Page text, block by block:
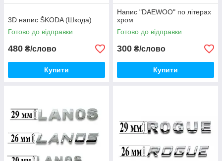
3D напис ŠKODA (Шкода)
Готово до відправки
480 ₴/слово
Купити
Напис "DAEWOO" по літерах
хром
Готово до відправки
300 ₴/слово
Купити